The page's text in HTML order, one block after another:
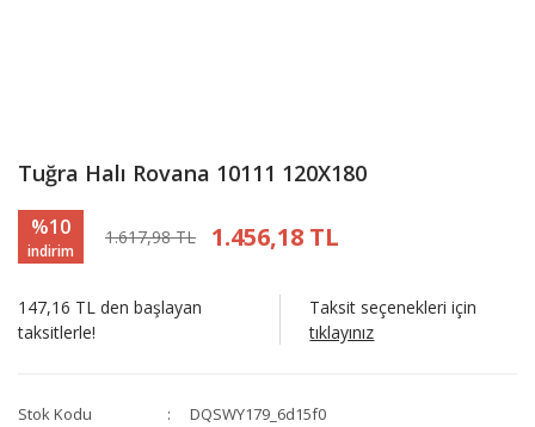
Tuğra Halı Rovana 10111 120X180
%10
indirim
1.617,98 TL 1.456,18 TL
147,16 TL den başlayan
taksitlerle!
Taksit seçenekleri için
tıklayınız
Stok Kodu
DQSWY179_6d15f0